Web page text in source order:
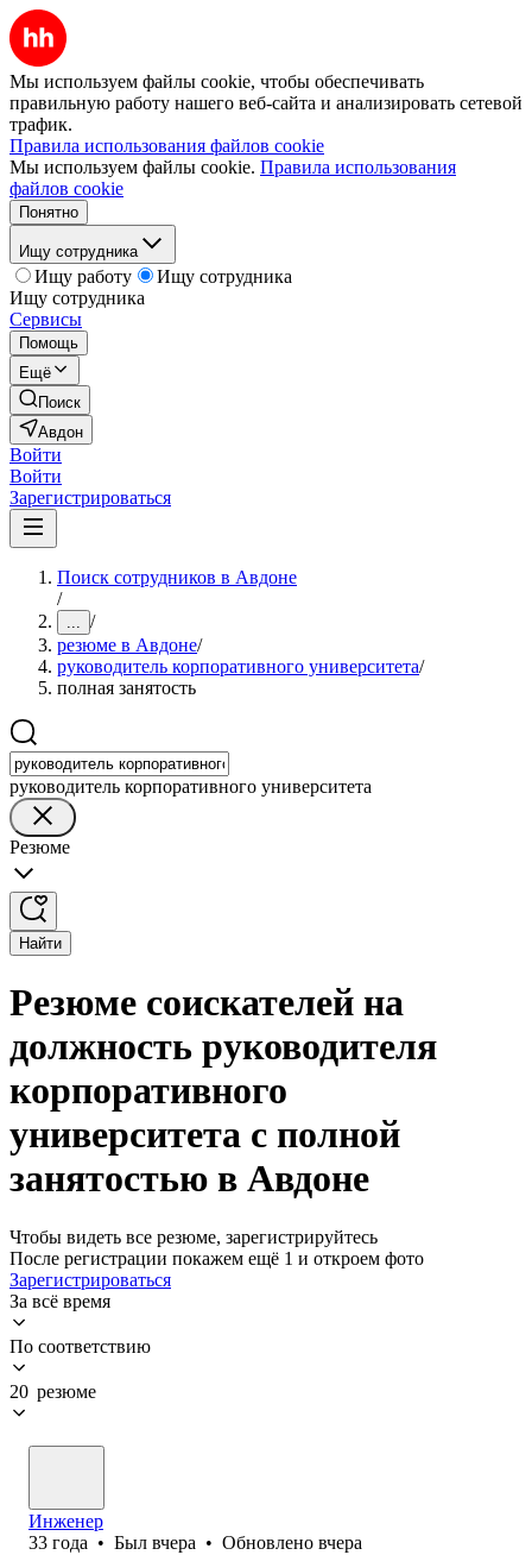
Мы используем файлы cookie, чтобы обеспечивать
правильную работу нашего веб-сайта и анализировать сетевой
трафик.
Правила использования файлов cookie
Мы используем файлы cookie. Правила использования
файлов cookie
Понятно
Ищу сотрудника
Ищу работу
Ищу сотрудника
Ищу сотрудника
Сервисы
Помощь
Ещё
Поиск
Авдон
Войти
Войти
Зарегистрироваться
Поиск сотрудников в Авдоне
/
... /
резюме в Авдоне/
руководитель корпоративного университета/
полная занятость
руководитель корпоративного университета
Резюме
Найти
Резюме соискателей на
должность руководителя
корпоративного
университета с полной
занятостью в Авдоне
Чтобы видеть все резюме, зарегистрируйтесь
После регистрации покажем ещё 1 и откроем фото
Зарегистрироваться
За всё время
По соответствию
20 резюме
Инженер
33 года • Был вчера • Обновлено вчера